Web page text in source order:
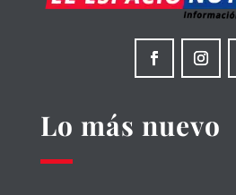
Lo más nuevo